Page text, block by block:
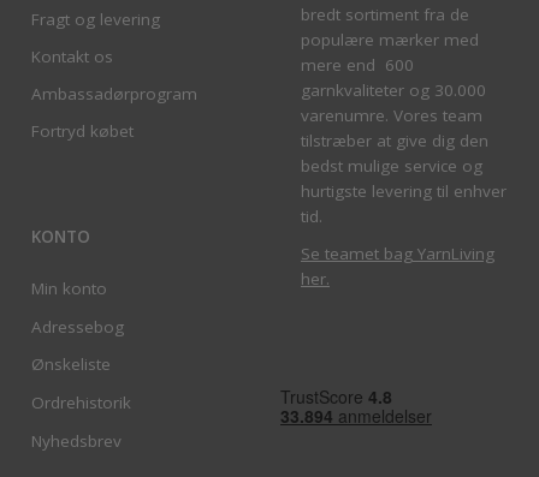
Fragt og levering
Kontakt os
Ambassadørprogram
Fortryd købet
KONTO
Min konto
Adressebog
Ønskeliste
Ordrehistorik
Nyhedsbrev
bredt sortiment fra de
populære mærker med
mere end 600
garnkvaliteter og 30.000
varenumre. Vores team
tilstræber at give dig den
bedst mulige service og
hurtigste levering til enhver
tid.
Se teamet bag YarnLiving
her.